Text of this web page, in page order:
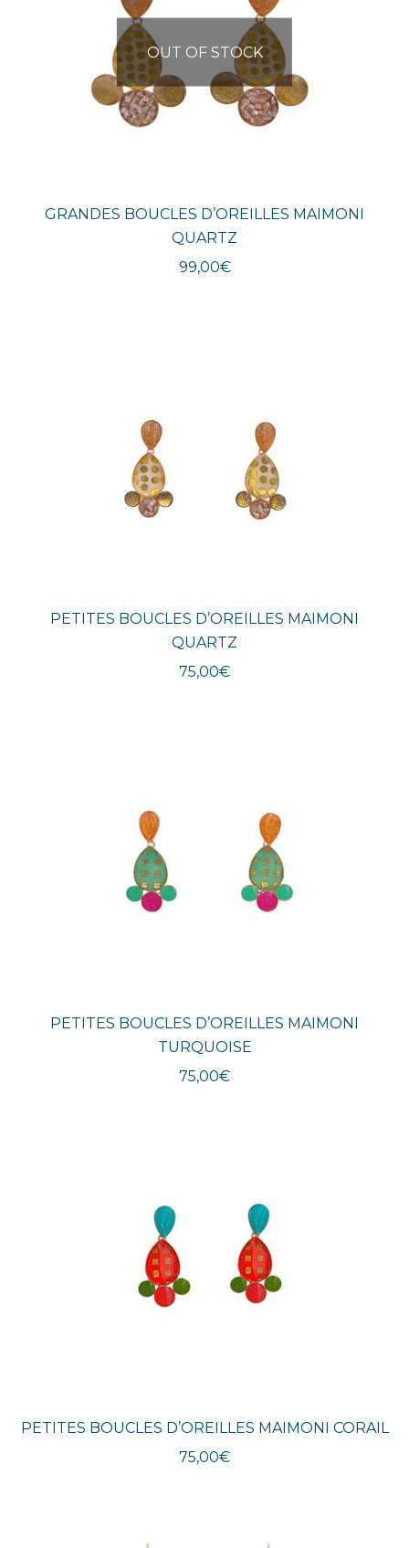
OUT OF STOCK
GRANDES BOUCLES D’OREILLES MAIMONI
QUARTZ
99,00€
PETITES BOUCLES D’OREILLES MAIMONI
QUARTZ
75,00€
PETITES BOUCLES D’OREILLES MAIMONI
TURQUOISE
75,00€
PETITES BOUCLES D’OREILLES MAIMONI CORAIL
75,00€